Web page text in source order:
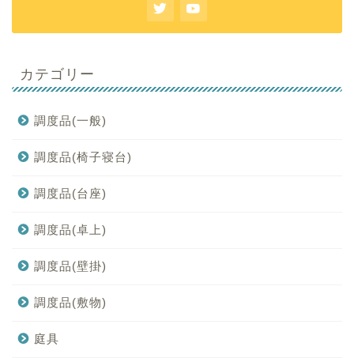
カテゴリー
調度品(一般)
調度品(椅子寝台)
調度品(台座)
調度品(卓上)
調度品(壁掛)
調度品(敷物)
庭具